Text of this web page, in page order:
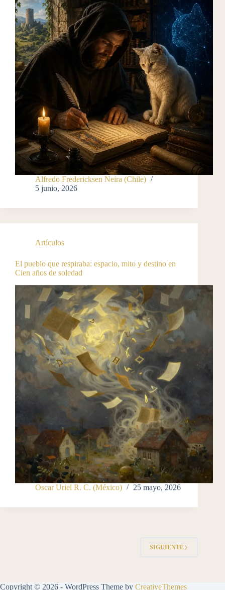
Alfredo Fredericksen Neira (Chile)
5 junio, 2026
Artículos
El pueblo que respiraba: espacio, mito y destino en
Cien años de soledad
Oscar Uriel R. C. (México) 25 mayo, 2026
SIGUIENTE
Copyright © 2026 - WordPress Theme by CreativeThemes